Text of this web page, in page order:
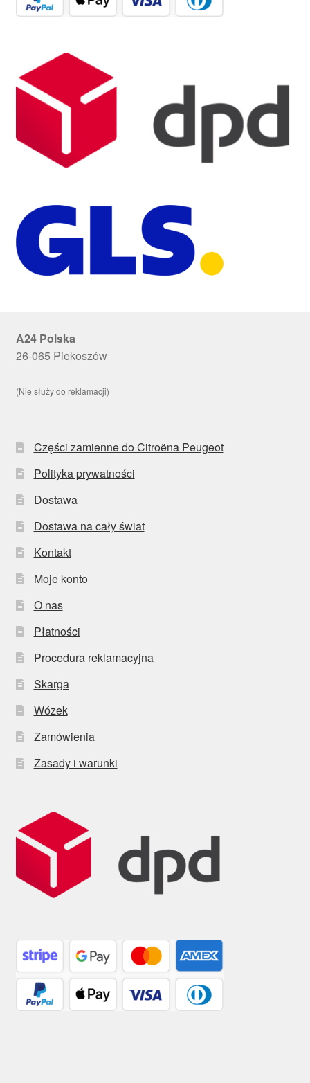
A24 Polska
26-065 Piekoszów
(Nie służy do reklamacji)
Części zamienne do Citroëna Peugeot
Polityka prywatności
Dostawa
Dostawa na cały świat
Kontakt
Moje konto
O nas
Płatności
Procedura reklamacyjna
Skarga
Wózek
Zamówienia
Zasady i warunki